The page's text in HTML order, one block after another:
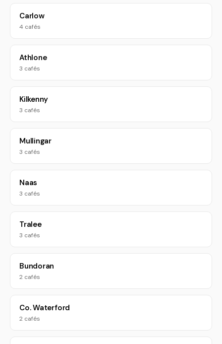
Carlow
4 cafés
Athlone
3 cafés
Kilkenny
3 cafés
Mullingar
3 cafés
Naas
3 cafés
Tralee
3 cafés
Bundoran
2 cafés
Co. Waterford
2 cafés